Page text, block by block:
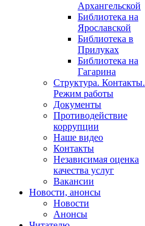
Архангельской
Библиотека на
Ярославской
Библиотека в
Прилуках
Библиотека на
Гагарина
Структура. Контакты.
Режим работы
Документы
Противодействие
коррупции
Наше видео
Контакты
Независимая оценка
качества услуг
Вакансии
Новости, анонсы
Новости
Анонсы